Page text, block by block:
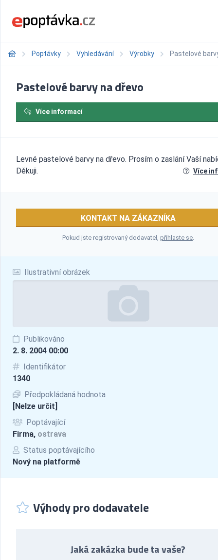
Poptávky Vyhledávání Výrobky Pastelové
Ilustrativní obrázek
Publikováno
2. 8. 2004 00:00
Identifikátor
1340
Předpokládaná hodnota
[Nelze určit]
Poptávající
Firma, ostrava
Status poptávajícího
Nový na platformě
Pastelové barvy na dřevo
Více informací
Levné pastelové barvy na dřevo. Prosím o zaslání Vaší
Děkuji.
Více
KONTAKT NA ZÁKAZNÍKA
Pokud jste registrovaný dodavatel, přihlaste se.
Výhody pro dodavatele
Jaká zakázka bude ta vaše?